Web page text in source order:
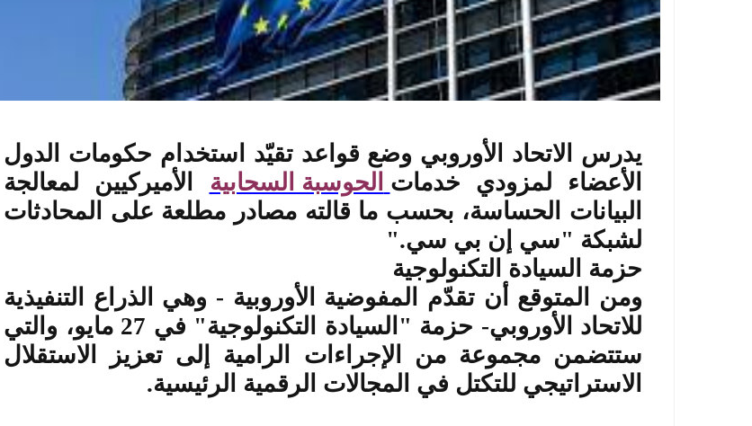
يدرس الاتحاد الأوروبي وضع قواعد تقيّد استخدام حكومات الدول
الأعضاء لمزودي خدمات الحوسبة السحابية
الأميركيين لمعالجة
البيانات الحساسة، بحسب ما قالته مصادر مطلعة على المحادثات
لشبكة "سي إن بي سي".
حزمة السيادة التكنولوجية
ومن المتوقع أن تقدّم المفوضية الأوروبية - وهي الذراع التنفيذية
للاتحاد الأوروبي- حزمة "السيادة التكنولوجية" في 27 مايو، والتي
ستتضمن مجموعة من الإجراءات الرامية إلى تعزيز الاستقلال
الاستراتيجي للتكتل في المجالات الرقمية الرئيسية.